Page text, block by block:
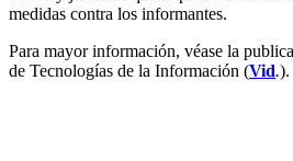
medidas contra los informantes.
Para mayor información, véase la
de Tecnologías de la Información (Vid.).